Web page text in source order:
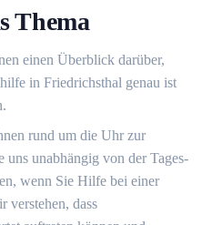
Thema
einen Überblick darüber,
in Friedrichsthal genau ist
rund um die Uhr zur
uns unabhängig von der Tages-
wenn Sie Hilfe bei einer
verstehen, dass